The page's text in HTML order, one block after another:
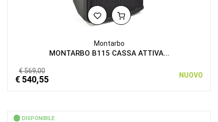
Montarbo
MONTARBO B115 CASSA ATTIVA...
€ 569,00
€ 540,55 NUOVO
DISPONIBILE